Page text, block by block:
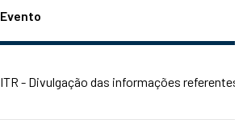
Evento
ITR - Divulgação das informações referentes